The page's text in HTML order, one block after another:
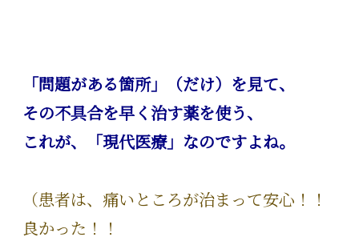
「問題がある箇所」（だけ）を見て、
その不具合を早く治す薬を使う、
これが、「現代医療」なのですよね。
（患者は、痛いところが治まって安心！！
良かった！！